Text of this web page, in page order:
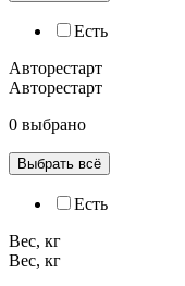
Есть
Авторестарт
Авторестарт
0 выбрано
Выбрать всё
Есть
Вес, кг
Вес, кг